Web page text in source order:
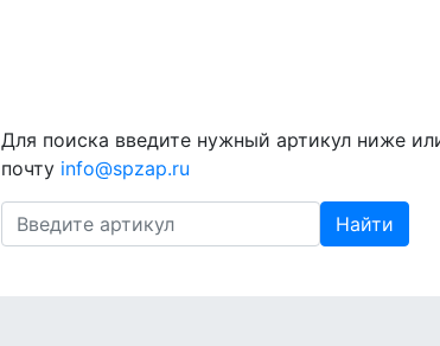
Для поиска введите нужный артикул ниже
почту info@spzap.ru
Найти